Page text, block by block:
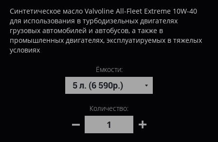
Cинтетическое масло Valvoline All-Fleet Extreme 10W-40
для использования в турбодизельных двигателях
грузовых автомобилей и автобусов, а также в
промышленных двигателях, эксплуатируемых в тяжелых
условиях
Ёмкости:
Количество: